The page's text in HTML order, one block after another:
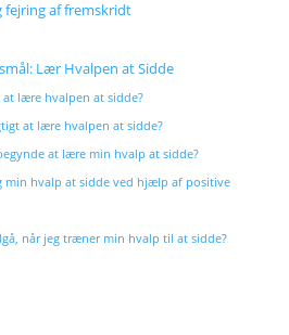
fejring af fremskridt
Lær Hvalpen at Sidde
lære hvalpen at sidde?
at lære hvalpen at sidde?
at lære min hvalp at sidde?
min hvalp at sidde ved hjælp af positive
når jeg træner min hvalp til at sidde?